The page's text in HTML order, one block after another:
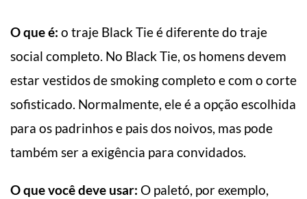
O que é: o traje Black Tie é diferente do traje
social completo. No Black Tie, os homens devem
estar vestidos de smoking completo e com o corte
sofisticado. Normalmente, ele é a opção escolhida
para os padrinhos e pais dos noivos, mas pode
também ser a exigência para convidados.
O que você deve usar: O paletó, por exemplo,